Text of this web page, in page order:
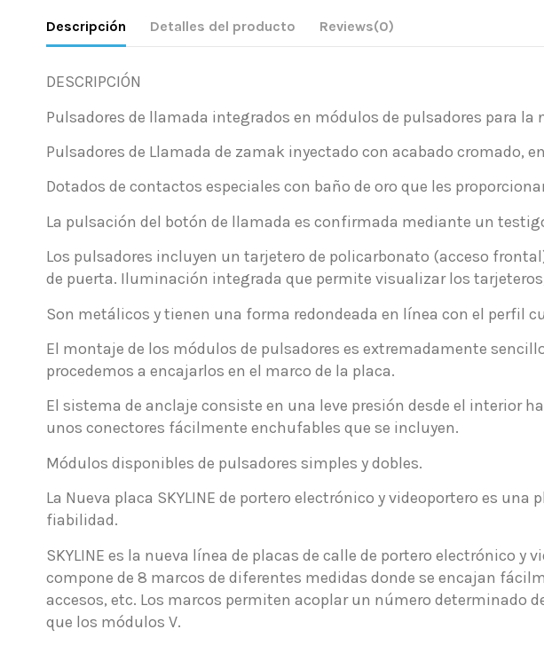
Descripción Detalles del producto Reviews(0)
DESCRIPCIÓN
Pulsadores de llamada integrados en módulos de pulsadores para la
Pulsadores de Llamada de zamak inyectado con acabado cromado,
Dotados de contactos especiales con baño de oro que les
La pulsación del botón de llamada es confirmada mediante un
Los pulsadores incluyen un tarjetero de policarbonato (acceso
de puerta. Iluminación integrada que permite visualizar los
Son metálicos y tienen una forma redondeada en línea con el perfil
El montaje de los módulos de pulsadores es extremadamente
procedemos a encajarlos en el marco de la placa.
El sistema de anclaje consiste en una leve presión desde el interior
unos conectores fácilmente enchufables que se incluyen.
Módulos disponibles de pulsadores simples y dobles.
La Nueva placa SKYLINE de portero electrónico y videoportero es
fiabilidad.
SKYLINE es la nueva línea de placas de calle de portero electrónico
compone de 8 marcos de diferentes medidas donde se encajan
accesos, etc. Los marcos permiten acoplar un número determinado
que los módulos V.